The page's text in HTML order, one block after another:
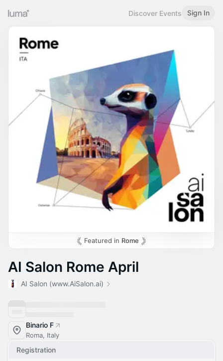
Discover Events Sign In
Featured in Rome
AI Salon Rome April
AI Salon (www.AiSalon.ai)
Binario F
Roma, Italy
Registration